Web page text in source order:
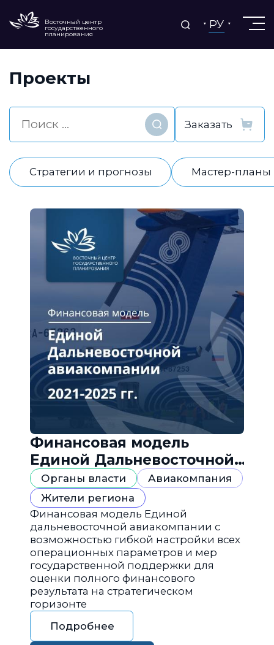
Восточный центр
государственного
планирования
РУ
Проекты
Найти
Стратегии и прогнозы Мастер-планы
Финансовая модель
Единой Дальневосточной
авиакомпании
Органы власти
Авиакомпания
Жители региона
Финансовая модель Единой
дальневосточной авиакомпании с
возможностью гибкой настройки всех
операционных параметров и мер
государственной поддержки для
оценки полного финансового
результата на стратегическом
горизонте
Подробнее